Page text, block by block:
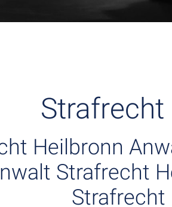
Heilbronn
Strafrecht
Strafrecht